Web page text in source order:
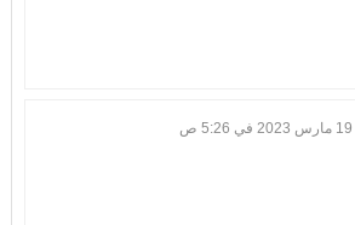
19 مارس 2023 في 5:26 ص